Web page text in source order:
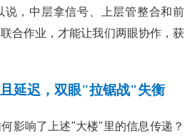
说，中层拿信号、上层管整合和前
合作业，才能让我们两眼协作，获
延迟，双眼"拉锯战"失衡
响了上述"大楼"里的信息传递？